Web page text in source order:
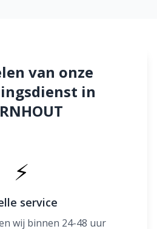
van onze
in
⚡
service
wij binnen 24-48 uur